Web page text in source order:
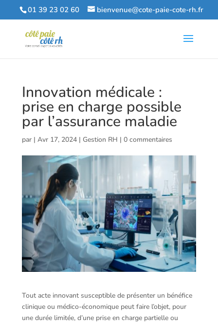
01 39 23 02 60 bienvenue@cote-paie-cote-rh.fr
Innovation médicale :
prise en charge possible
par l’assurance maladie
par | Avr 17, 2024| Gestion RH | 0 commentaires
Tout acte innovant susceptible de présenter un bénéfice
clinique ou médico-économique peut faire l’objet, pour
une durée limitée, d’une prise en charge partielle ou